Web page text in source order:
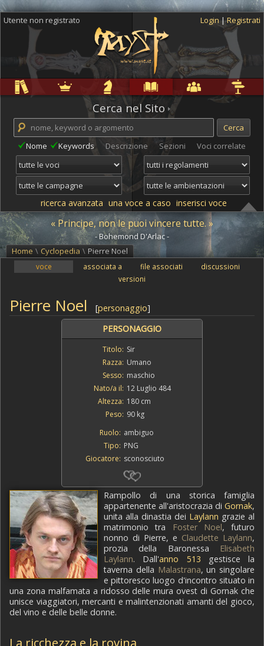
Utente non registrato Login |Registrati
Cerca nel Sito
Nome Keywords Descrizione Sezioni Voci correlate
ricerca avanzata una voce a caso inserisci voce
« Principe, non le puoi vincere tutte. »
- Bohemond D'Arlac -
Home \ Cyclopedia \ Pierre Noel
voce associata a file associati
discussioni
versioni
Pierre Noel [personaggio]
PERSONAGGIO
Titolo: Sir
Razza: Umano
Sesso: maschio
Nato/a il: 12 Luglio 484
Altezza: 180 cm
Peso: 90 kg
Ruolo: ambiguo
Tipo: PNG
Giocatore: sconosciuto
Rampollo di una storica famiglia
appartenente all'aristocrazia di Gornak,
unita alla dinastia dei Laylann grazie al
matrimonio tra
Foster Noel, futuro
nonno di Pierre, e Claudette Laylann,
prozia della Baronessa
Elisabeth
Laylann. Dall'anno 513 gestisce la
taverna della Malastrana, un singolare
e pittoresco luogo d'incontro situato in
una zona malfamata a ridosso delle mura ovest di Gornak che
unisce viaggiatori, mercanti e malintenzionati amanti del gioco,
del vino e delle belle donne.
La ricchezza e la rovina